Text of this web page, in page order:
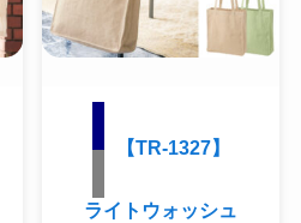
【TR-1327】
ライトウォッシュ